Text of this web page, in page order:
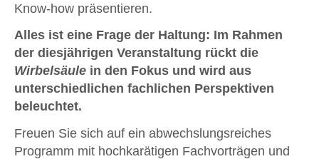
Know-how präsentieren.
Alles ist eine Frage der Haltung: Im Rahmen
der diesjährigen Veranstaltung rückt die
Wirbelsäule in den Fokus und wird aus
unterschiedlichen fachlichen Perspektiven
beleuchtet.
Freuen Sie sich auf ein abwechslungsreiches
Programm mit hochkarätigen Fachvorträgen und